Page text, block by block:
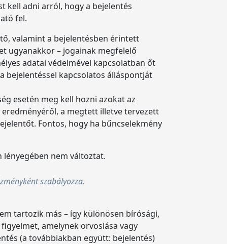
kell adni arról, hogy a bejelentés
fel.
valamint a bejelentésben érintett
ugyanakkor – jogainak megfelelő
adatai védelmével kapcsolatban őt
bejelentéssel kapcsolatos álláspontját
esetén meg kell hozni azokat az
eredményéről, a megtett illetve tervezett
Fontos, hogy ha bűncselekmény
lényegében nem változtat.
szabályozza.
tartozik más – így különösen bírósági,
amelynek orvoslása vagy
(a továbbiakban együtt: bejelentés)